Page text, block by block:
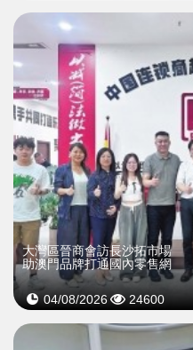
大灣區晉商會訪長沙拓市場
助澳門品牌打通國內零售網
04/08/2026 24600